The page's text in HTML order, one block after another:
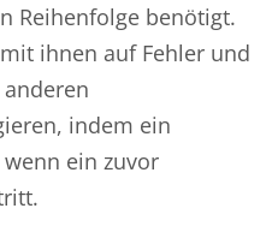
Reihenfolge benötigt.
ihnen auf Fehler und
indem ein
ein zuvor